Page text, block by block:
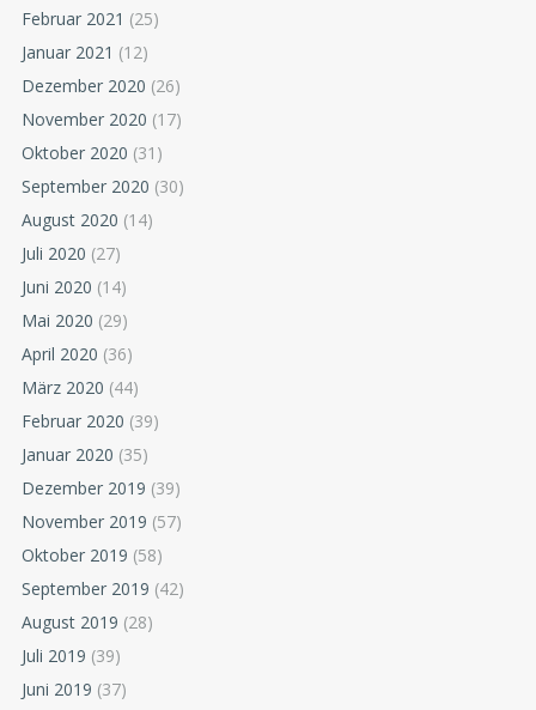
Februar 2021 (25)
Januar 2021 (12)
Dezember 2020 (26)
November 2020 (17)
Oktober 2020 (31)
September 2020 (30)
August 2020 (14)
Juli 2020 (27)
Juni 2020 (14)
Mai 2020 (29)
April 2020 (36)
März 2020 (44)
Februar 2020 (39)
Januar 2020 (35)
Dezember 2019 (39)
November 2019 (57)
Oktober 2019 (58)
September 2019 (42)
August 2019 (28)
Juli 2019 (39)
Juni 2019 (37)